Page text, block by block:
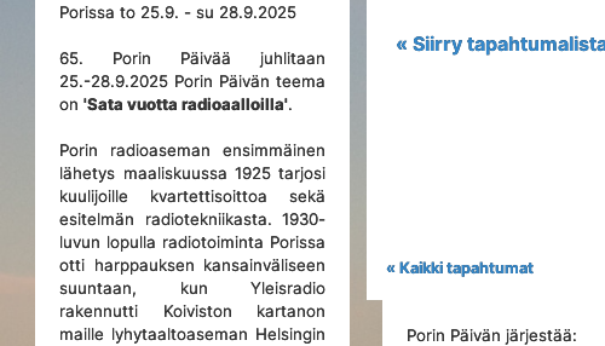
Porissa to 25.9. - su 28.9.2025
65. Porin Päivää juhlitaan
25.-28.9.2025 Porin Päivän teema
on'Sata vuotta radioaalloilla'.
Porin radioaseman ensimmäinen
lähetys maaliskuussa 1925 tarjosi
kuulijoille kvartettisoittoa sekä
esitelmän radiotekniikasta. 1930-
luvun lopulla radiotoiminta Porissa
otti harppauksen kansainväliseen
suuntaan, kun Yleisradio
rakennutti Koiviston kartanon
maille lyhytaaltoaseman Helsingin
« Siirry
« Kaikki tapahtumat
Porin Päivän järjestää: